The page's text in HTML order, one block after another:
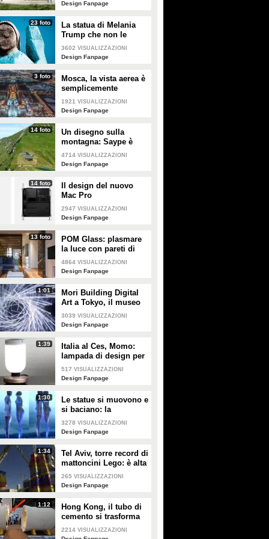
Design Fanpage
23 foto
La statua di Melania
Trump che non le
somiglia per niente e
tutti gli altri "disastri"
3602 VISUALIZZAZIONI
Design Fanpage
3 foto
Mosca, la vista aerea è
semplicemente
mozzafiato
1921 VISUALIZZAZIONI
Design Fanpage
14 foto
Un disegno sulla
montagna: Saype è
l'artista che dipinge
prati e montagne
4714 VISUALIZZAZIONI
Design Fanpage
14 foto
Il design del nuovo
Mac Pro
2947 VISUALIZZAZIONI
Design Fanpage
13 foto
POM Glass: plasmare
la luce con pareti di
vetro, ferro e legno
4864 VISUALIZZAZIONI
Design Fanpage
1:01
Mori Building Digital
Art a Tokyo, il museo
più "folle" del mondo
3039 VISUALIZZAZIONI
Design Fanpage
1:39
Italia al Ces, Momo:
lampada di design per
la sicurezza in casa
517 VISUALIZZAZIONI
Design Fanpage
1:30
Le statue si muovono e
si baciano: la
romantica storia tra un
comune ragazzo e una
3278 VISUALIZZAZIONI
Design Fanpage
1:34
Tel Aviv, torre record di
mattoncini Lego: è alta
36 metri
265 VISUALIZZAZIONI
Design Fanpage
1:12
Hong Kong, il tubo di
cemento si trasforma
in un appartamento: gli
interni vi stupiranno
2214 VISUALIZZAZIONI